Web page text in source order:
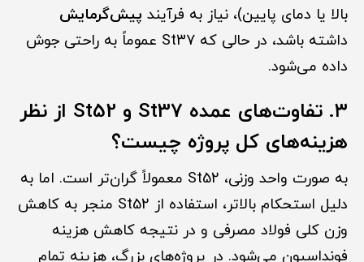
بالا یا دمای پایین)، نیاز به فرآیند پیش‌گرمایش
داشته باشد، در حالی که St37 عموماً به راحتی جوش
داده می‌شود.
۳. تفاوت‌های عمده St37 و St52 از نظر
هزینه‌های کل پروژه چیست؟
به صورت واحد وزنی، St52 معمولاً گران‌تر است. اما به
دلیل استحکام بالاتر، استفاده از St52 منجر به کاهش
وزن کلی فولاد مصرفی و در نتیجه کاهش هزینه
فونداسیون می‌شود. در پروژه‌های بزرگ، هزینه تمام